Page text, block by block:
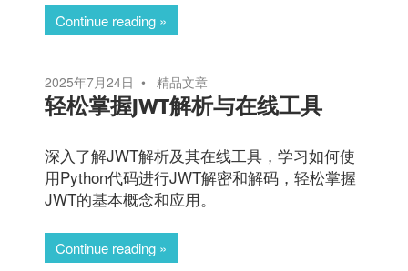
Continue reading
2025年7月24日 精品文章
轻松掌握JWT解析与在线工具
深入了解JWT解析及其在线工具，学习如何使
用Python代码进行JWT解密和解码，轻松掌握
JWT的基本概念和应用。
Continue reading